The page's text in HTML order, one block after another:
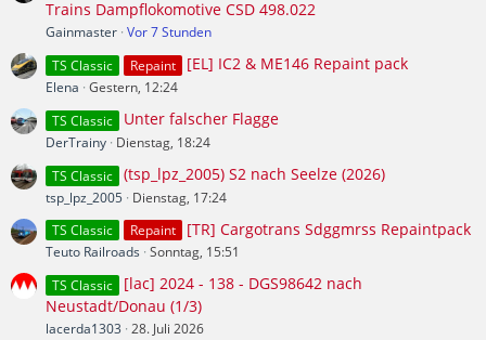
Trains Dampflokomotive CSD 498.022
Gainmaster Vor 7 Stunden
TS Classic
Repaint [EL] IC2 & ME146 Repaint pack
Elena Gestern, 12:24
TS Classic
Unter falscher Flagge
DerTrainy Dienstag, 18:24
TS Classic (tsp_lpz_2005) S2 nach Seelze (2026)
tsp_lpz_2005
Dienstag, 17:24
TS Classic
Repaint [TR] Cargotrans Sdggmrss Repaintpack
Teuto Railroads Sonntag, 15:51
TS Classic
[lac] 2024 - 138 - DGS98642 nach
Neustadt/Donau (1/3)
lacerda1303 28. Juli 2026